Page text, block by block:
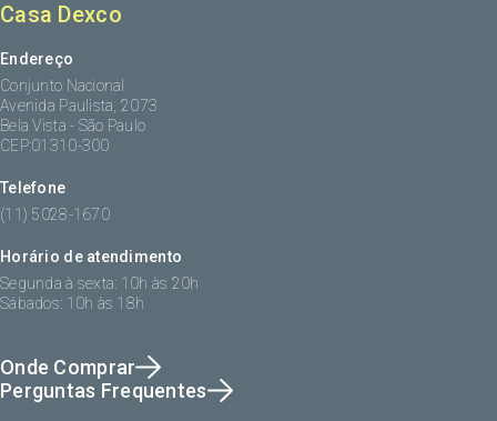
Casa Dexco
Endereço
Conjunto Nacional
Avenida Paulista, 2073
Bela Vista - São Paulo
CEP:01310-300
Telefone
(11) 5028-1670
Horário de atendimento
Segunda à sexta: 10h às 20h
Sábados: 10h às 18h
Onde Comprar
Perguntas Frequentes